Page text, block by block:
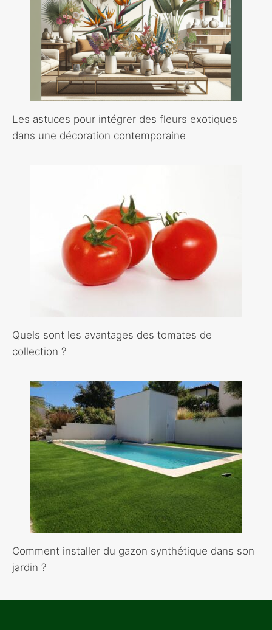
Les astuces pour intégrer des fleurs exotiques
dans une décoration contemporaine
Quels sont les avantages des tomates de
collection ?
Comment installer du gazon synthétique dans son
jardin ?